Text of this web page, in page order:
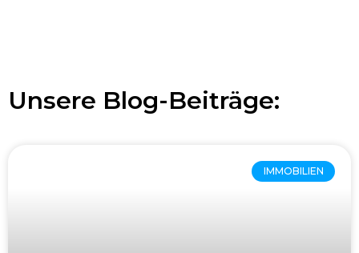
Unsere Blog-Beiträge:
IMMOBILIEN